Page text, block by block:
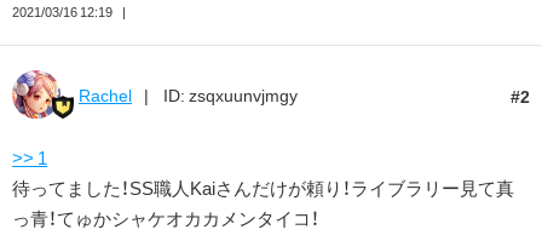
2021/03/16 12:19
2
Rachel ID: zsqxuunvjmgy
>> 1
待ってました！SS職人Kaiさんだけが頼り！ライブラリー見て真
っ青！てゅかシャケオカカメンタイコ！